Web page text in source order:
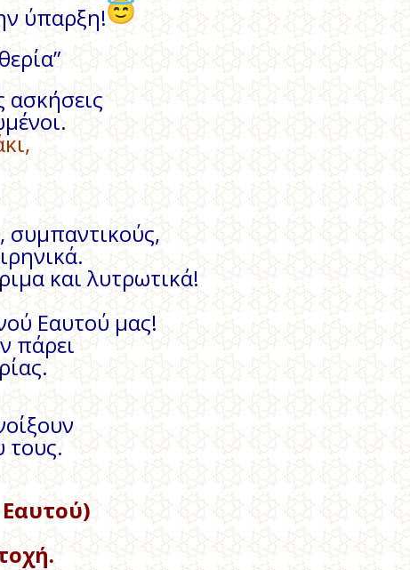
ύπαρξη!
ασκήσεις
συμπαντικούς,
και λυτρωτικά!
Εαυτού μας!
πάρει
τους.